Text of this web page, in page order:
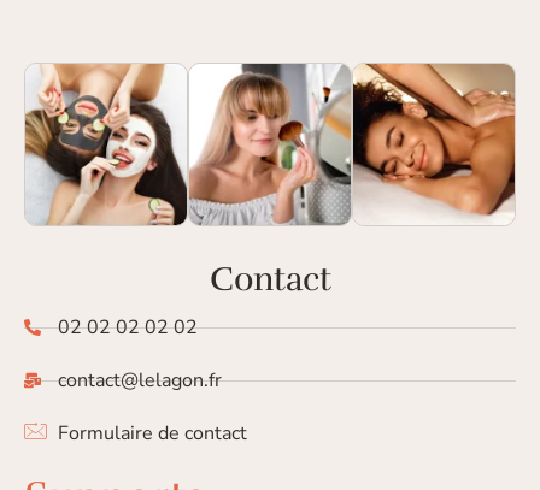
Contact
02 02 02 02 02
contact@lelagon.fr
Formulaire de contact